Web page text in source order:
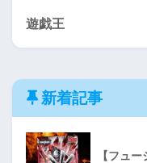
遊戯王
新着記事
【フュ